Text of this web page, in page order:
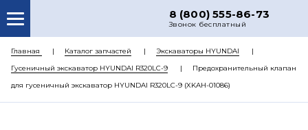
8 (800) 555-86-73
Звонок бесплатный
О НАС
КАТАЛОГ ЗАПЧАСТЕЙ
РЕМОНТ
Главная Каталог запчастей
Экскаваторы HYUNDAI
Гусеничный экскаватор HYUNDAI R320LC-9
Предохранительный клапан
для гусеничный экскаватор HYUNDAI R320LC-9 (XKAH-01086)